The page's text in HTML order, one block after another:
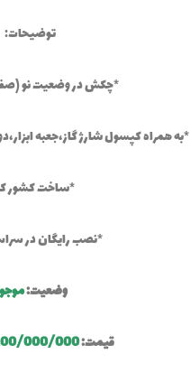
توضیحات:
*چکش در وضعیت نو
*به همراه کپسول شارژ گاز،جعبه
*ساخت کشور
*نصب رایگان در
وضعیت:
قیمت:2/200/000/000